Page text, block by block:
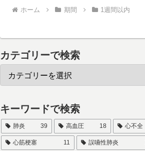
ホーム 期間 1週間以内
カテゴリーで検索
キーワードで検索
肺炎 39 高血圧 18 心不全
心筋梗塞 11 誤嚥性肺炎